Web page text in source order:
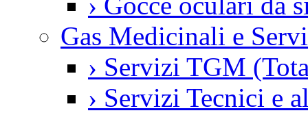
Gas Medicinali e
› Servizi TGM
› Servizi Tecnici e